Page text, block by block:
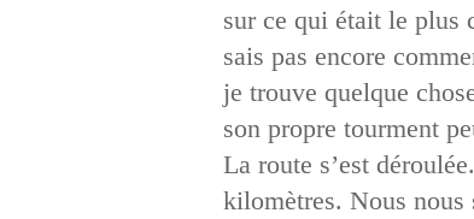
sur ce qui était le plus
sais pas encore
je trouve quelque
son propre tourment
La route s’est
kilomètres. Nous nous